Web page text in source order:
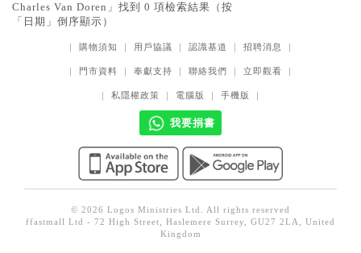
聖經
教會歷史
靈修／禱告
教會事工
分齡牧養
社會／倫理
Charles Van Doren」找到 0 項檢索結果（按
「日期」倒序顯示）
｜ 購物須知 ｜ 用戶協議 ｜ 認識基道 ｜ 招聘消息 ｜
｜ 門市資料 ｜ 奉獻支持 ｜ 聯絡我們 ｜ 立即觀看 ｜
｜ 私隱權政策 ｜ 電腦版 ｜ 手機版 ｜
我要捐書
© 2026 Logos Ministries Ltd. All rights reserved
ffastmall Ltd - 72 High Street, Haslemere Surrey, GU27 2LA, United
Kingdom